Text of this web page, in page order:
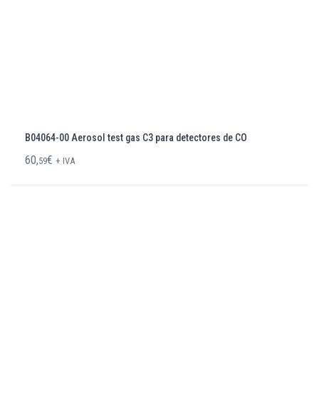
B04064-00 Aerosol test gas C3 para detectores de CO
60,59€ + IVA